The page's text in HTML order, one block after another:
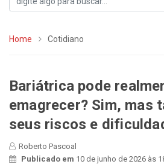
Home Cotidiano
Bariátrica pode
emagrecer? Sim, mas
seus riscos e
Roberto Pascoal
Publicado em 10 de junho de 2026 às